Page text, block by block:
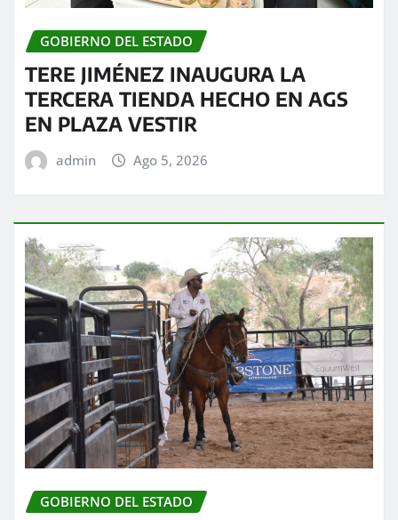
GOBIERNO DEL ESTADO
TERE JIMÉNEZ INAUGURA LA
TERCERA TIENDA HECHO EN AGS
EN PLAZA VESTIR
admin Ago 5, 2026
GOBIERNO DEL ESTADO